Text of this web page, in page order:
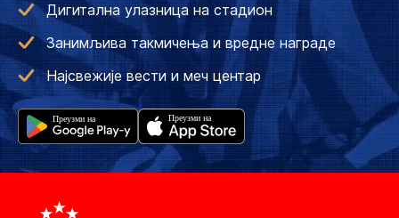
Дигитална улазница на стадион
Занимљива такмичења и вредне награде
Најсвежије вести и меч центар